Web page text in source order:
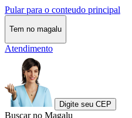
Pular para o conteudo principal
Tem no magalu
Atendimento
Digite seu CEP
Buscar no Magalu